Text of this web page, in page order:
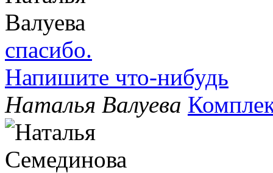
спасибо.
Напишите что-нибудь
Наталья Валуева